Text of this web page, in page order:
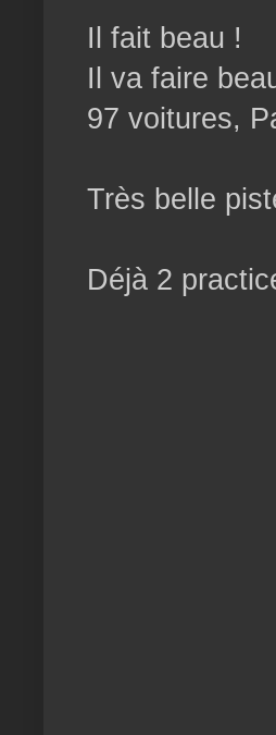
Il fait beau !
Il va faire
97 voitures,
Très belle
Déjà 2